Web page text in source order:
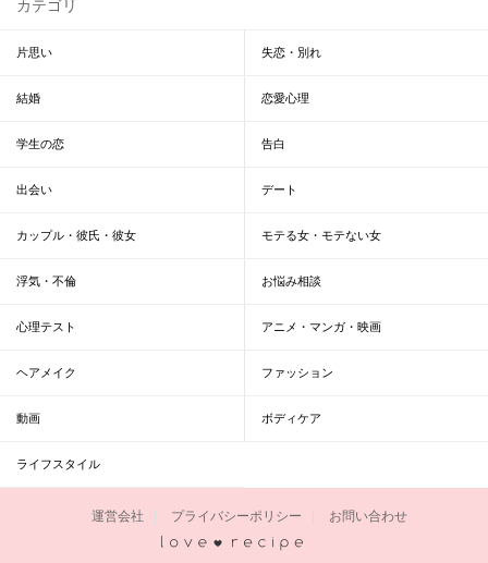
カテゴリ
片思い 失恋・別れ
結婚 恋愛心理
学生の恋 告白
出会い デート
カップル・彼氏・彼女 モテる女・モテない女
浮気・不倫 お悩み相談
心理テスト アニメ・マンガ・映画
ヘアメイク ファッション
動画 ボディケア
ライフスタイル
運営会社 プライバシーポリシー お問い合わせ